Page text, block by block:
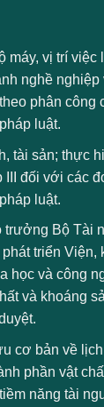
máy, vị trí việc
nghề
phân công
luật.
tài sản; thực
III đối với các
luật.
trưởng Bộ Tài
triển Viện,
học và công
và khoáng
cơ bản về
phần vật
năng tài